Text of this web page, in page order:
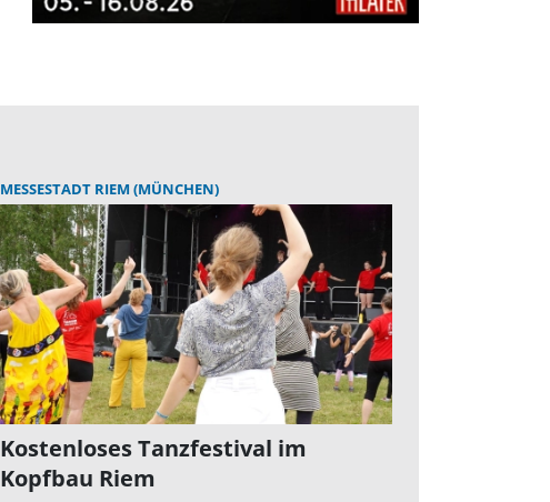
MESSESTADT RIEM (MÜNCHEN)
Kostenloses Tanzfestival im
Kopfbau Riem